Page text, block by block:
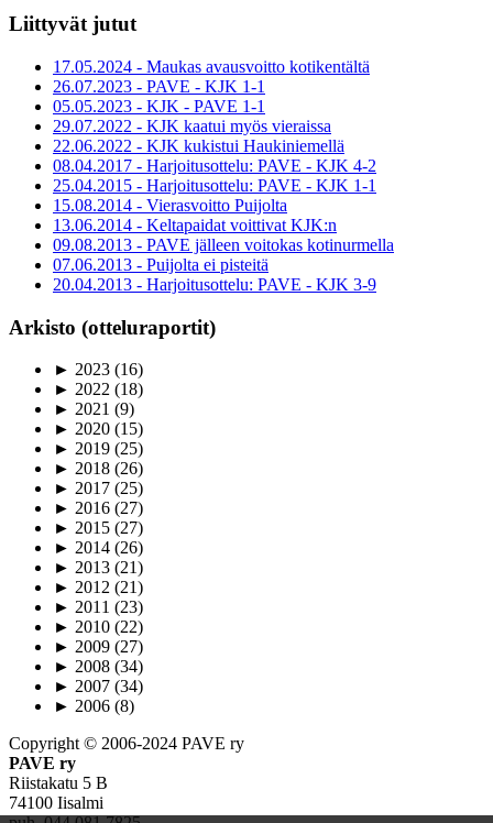
Liittyvät jutut
17.05.2024 - Maukas avausvoitto kotikentältä
26.07.2023 - PAVE - KJK 1-1
05.05.2023 - KJK - PAVE 1-1
29.07.2022 - KJK kaatui myös vieraissa
22.06.2022 - KJK kukistui Haukiniemellä
08.04.2017 - Harjoitusottelu: PAVE - KJK 4-2
25.04.2015 - Harjoitusottelu: PAVE - KJK 1-1
15.08.2014 - Vierasvoitto Puijolta
13.06.2014 - Keltapaidat voittivat KJK:n
09.08.2013 - PAVE jälleen voitokas kotinurmella
07.06.2013 - Puijolta ei pisteitä
20.04.2013 - Harjoitusottelu: PAVE - KJK 3-9
Arkisto (otteluraportit)
► 2023 (16)
► 2022 (18)
► 2021 (9)
► 2020 (15)
► 2019 (25)
► 2018 (26)
► 2017 (25)
► 2016 (27)
► 2015 (27)
► 2014 (26)
► 2013 (21)
► 2012 (21)
► 2011 (23)
► 2010 (22)
► 2009 (27)
► 2008 (34)
► 2007 (34)
► 2006 (8)
Copyright © 2006-2024 PAVE ry
PAVE ry
Riistakatu 5 B
74100 Iisalmi